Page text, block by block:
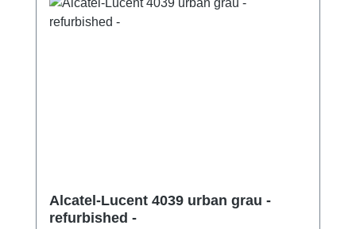
Alcatel-Lucent 4039 urban grau -
refurbished -